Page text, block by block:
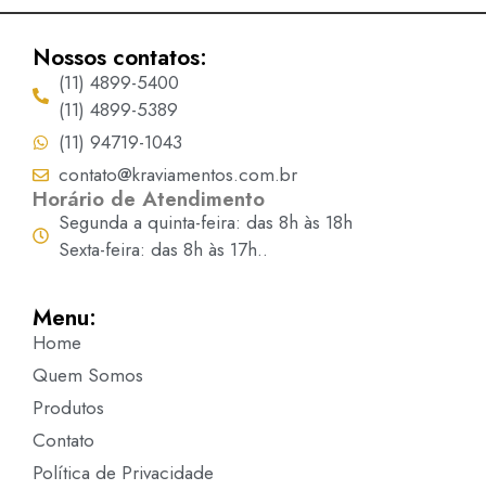
Nossos contatos:
(11) 4899-5400
(11) 4899-5389
(11) 94719-1043
contato@kraviamentos.com.br
Horário de Atendimento
Segunda a quinta-feira: das 8h às 18h
Sexta-feira: das 8h às 17h..
Menu:
Home
Quem Somos
Produtos
Contato
Política de Privacidade